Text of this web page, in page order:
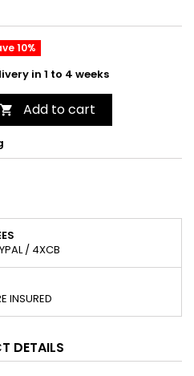
10%
in 1 to 4 weeks
 Add to cart
/ 4XCB
INSURED
DETAILS